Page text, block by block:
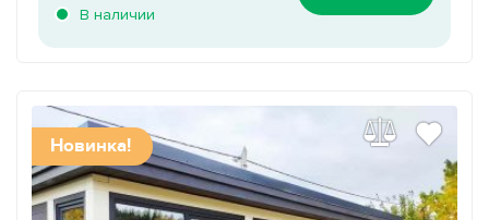
В наличии
Новинка!